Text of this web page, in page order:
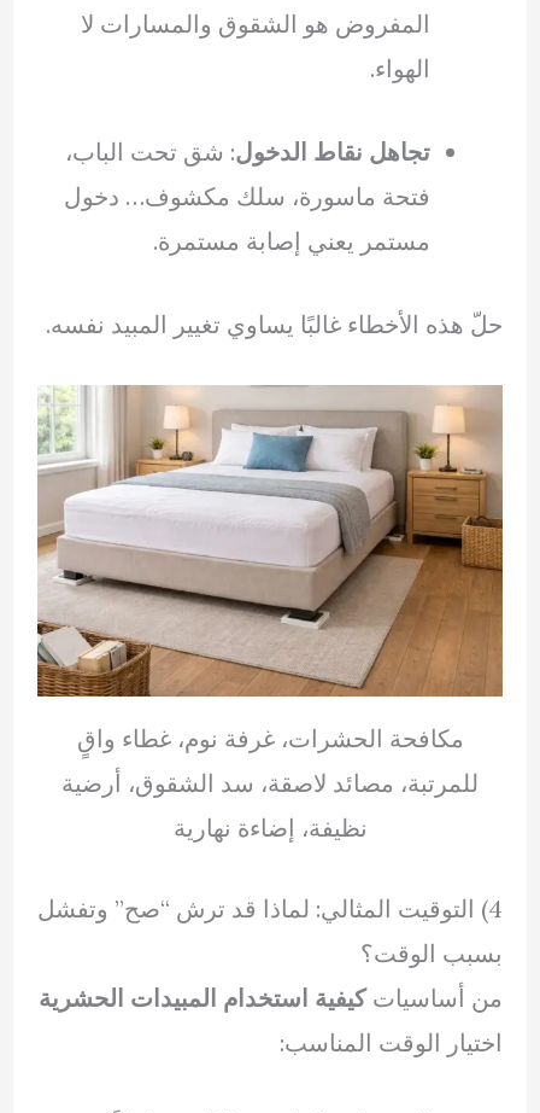
المفروض هو الشقوق والمسارات لا
الهواء.
تجاهل نقاط الدخول: شق تحت الباب،
فتحة ماسورة، سلك مكشوف… دخول
مستمر يعني إصابة مستمرة.
حلّ هذه الأخطاء غالبًا يساوي تغيير المبيد نفسه.
مكافحة الحشرات، غرفة نوم، غطاء واقٍ
للمرتبة، مصائد لاصقة، سد الشقوق، أرضية
نظيفة، إضاءة نهارية
4) التوقيت المثالي: لماذا قد ترش “صح” وتفشل
بسبب الوقت؟
من أساسياتكيفية استخدام المبيدات الحشرية
اختيار الوقت المناسب: